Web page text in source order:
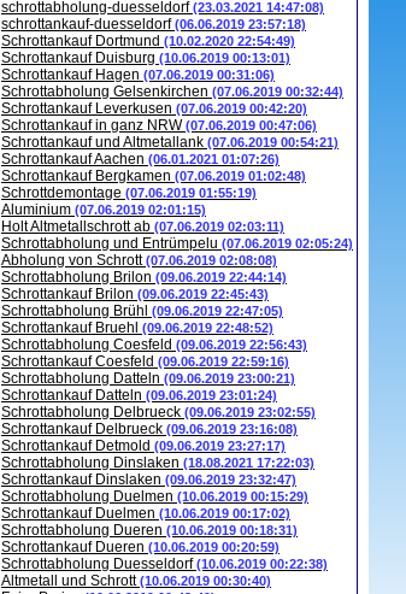
schrottabholung-duesseldorf(23.03.2021 14:47:08)
schrottankauf-duesseldorf(06.06.2019 23:57:18)
Schrottankauf Dortmund (10.02.2020 22:54:49)
Schrottankauf Duisburg (10.06.2019 00:13:01)
Schrottankauf Hagen (07.06.2019 00:31:06)
Schrottabholung Gelsenkirchen (07.06.2019 00:32:44)
Schrottankauf Leverkusen (07.06.2019 00:42:20)
Schrottankauf in ganz NRW(07.06.2019 00:47:06)
Schrottankauf und Altmetallank (07.06.2019 00:54:21)
Schrottankauf Aachen (06.01.2021 01:07:26)
Schrottankauf Bergkamen (07.06.2019 01:02:48)
Schrottdemontage (07.06.2019 01:55:19)
Aluminium (07.06.2019 02:01:15)
Holt Altmetallschrott ab (07.06.2019 02:03:11)
Schrottabholung und Entrümpelu (07.06.2019 02:05:24)
Abholung von Schrott(07.06.2019 02:08:08)
Schrottabholung Brilon (09.06.2019 22:44:14)
Schrottankauf Brilon (09.06.2019 22:45:43)
Schrottabholung Brühl (09.06.2019 22:47:05)
Schrottankauf Bruehl (09.06.2019 22:48:52)
Schrottabholung Coesfeld (09.06.2019 22:56:43)
Schrottankauf Coesfeld (09.06.2019 22:59:16)
Schrottabholung Datteln (09.06.2019 23:00:21)
Schrottankauf Datteln (09.06.2019 23:01:24)
Schrottabholung Delbrueck (09.06.2019 23:02:55)
Schrottankauf Delbrueck (09.06.2019 23:16:08)
Schrottankauf Detmold (09.06.2019 23:27:17)
Schrottabholung Dinslaken (18.08.2021 17:22:03)
Schrottankauf Dinslaken (09.06.2019 23:32:47)
Schrottabholung Duelmen (10.06.2019 00:15:29)
Schrottankauf Duelmen (10.06.2019 00:17:02)
Schrottabholung Dueren (10.06.2019 00:18:31)
Schrottankauf Dueren (10.06.2019 00:20:59)
Schrottabholung Duesseldorf(10.06.2019 00:22:38)
Altmetall und Schrott(10.06.2019 00:30:40)